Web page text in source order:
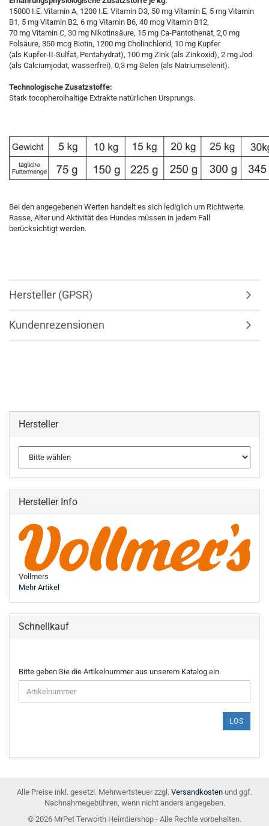
15000 I.E. Vitamin A, 1200 I.E. Vitamin D3, 50 mg Vitamin E, 5 mg Vitamin
B1, 5 mg Vitamin B2, 6 mg Vitamin B6, 40 mcg Vitamin B12,
70 mg Vitamin C, 30 mg Nikotinsäure, 15 mg Ca-Pantothenat, 2,0 mg
Folsäure, 350 mcg Biotin, 1200 mg Cholinchlorid, 10 mg Kupfer
(als Kupfer-II-Sulfat, Pentahydrat), 100 mg Zink (als Zinkoxid), 2 mg Jod
(als Calciumjodat, wasserfrei), 0,3 mg Selen (als Natriumselenit).
Technologische Zusatzstoffe:
Stark tocopherolhaltige Extrakte natürlichen Ursprungs.
Bei den angegebenen Werten handelt es sich lediglich um Richtwerte.
Rasse, Alter und Aktivität des Hundes müssen in jedem Fall
berücksichtigt werden.
Hersteller (GPSR)
Kundenrezensionen
Hersteller
Hersteller Info
Vollmers
Mehr Artikel
Schnellkauf
BITTE
GEBEN
SIE
DIE
EIN.
Bitte geben Sie die Artikelnummer aus unserem Katalog ein.
LOS
Alle Preise inkl. gesetzl. Mehrwertsteuer zzgl. Versandkosten und ggf.
Nachnahmegebühren, wenn nicht anders angegeben.
© 2026 MrPet Terworth Heimtiershop - Alle Rechte vorbehalten.